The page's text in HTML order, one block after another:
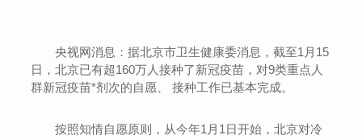
央视网消息：据北京市卫生健康委消息，截至1月15
日，北京已有超160万人接种了新冠疫苗，对9类重点人
群新冠疫苗*剂次的自愿、 接种工作已基本完成。
按照知情自愿原则，从今年1月1日开始，北京对冷